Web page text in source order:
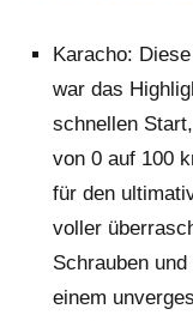
Karacho:
war das
schnellen
von 0 auf 100
für den
voller
Schrauben
einem